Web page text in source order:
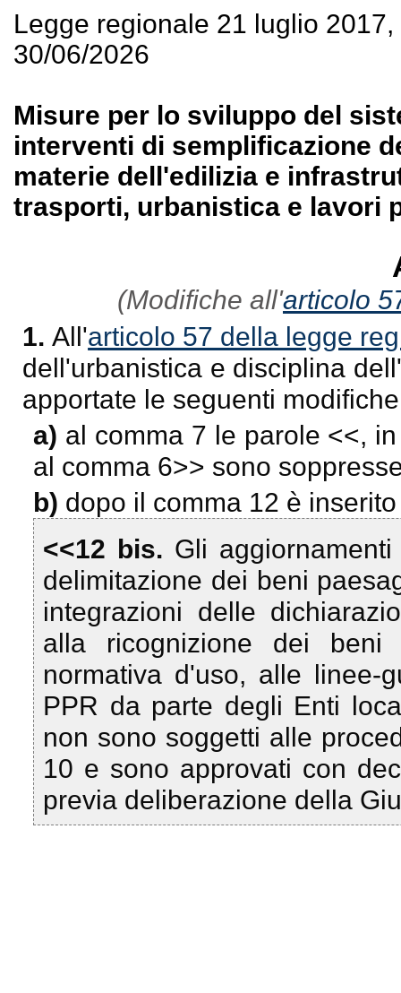
Legge regionale 21 luglio
30/06/2026
Misure per lo sviluppo del
interventi di semplificazione
materie dell'edilizia e
trasporti, urbanistica e lavori
(Modifiche all'articolo
1.All'articolo 57 della legge
dell'urbanistica e disciplina
apportate le seguenti
a) al comma 7 le parole <<,
al comma 6>> sono
b) dopo il comma 12 è
<<12 bis. Gli
delimitazione dei beni
integrazioni delle
alla ricognizione dei beni
normativa d'uso, alle linee-
PPR da parte degli Enti
non sono soggetti alle
10 e sono approvati con
previa deliberazione della